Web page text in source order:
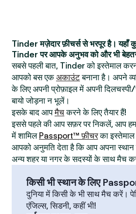
Tinder मज़ेदार फ़ीचर्स से भरपूर है। यहाँ
Tinder पर आपके अनुभव को और भी
सबसे पहली बात, Tinder को इस्तेमाल
आपको बस एक अकाउंटबनाना है। अपने
के लिए अपनी प्रोफ़ाइल में अपनी
बायो जोड़ना न भूलें।
इसके बाद आपमैचकरने के लिए तैयार हैं!
इससे पहले की आप सफ़र पर निकलें, आप
में शामिल Passport™ फ़ीचरका इस्तेमाल
आपको अनुमति देता है कि आप अपना
अन्य शहर या नगर के सदस्यों के साथ मैच
किसी भी स्थान के लिए
दुनिया में किसी के भी साथ मैच करें।
एंजिल्स, सिडनी, कहीं भी!